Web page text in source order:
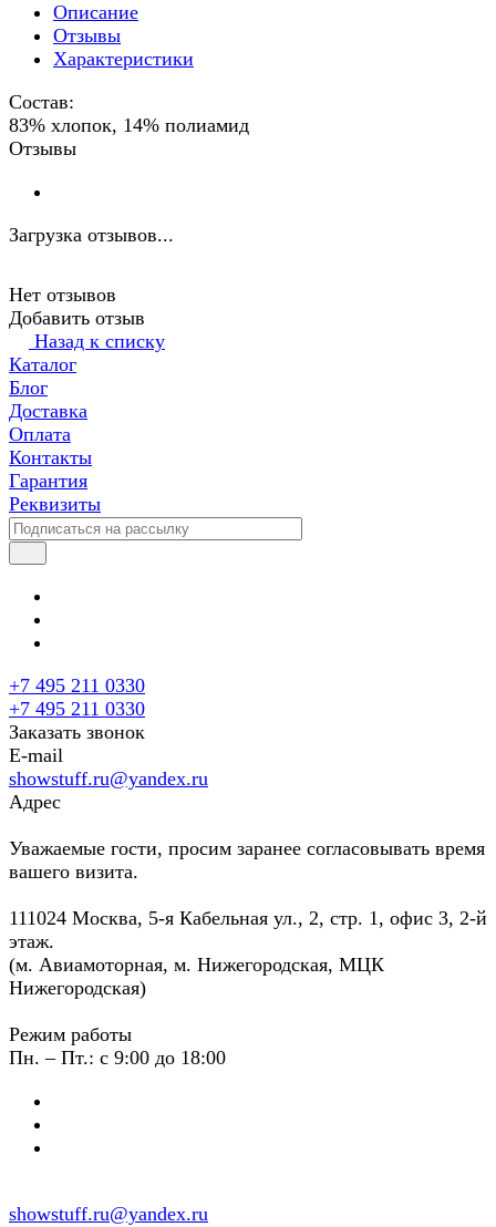
Описание
Отзывы
Характеристики
Состав:
83% хлопок, 14% полиамид
Отзывы
Загрузка отзывов...
Нет отзывов
Добавить отзыв
Назад к списку
Каталог
Блог
Доставка
Оплата
Контакты
Гарантия
Реквизиты
+7 495 211 0330
+7 495 211 0330
Заказать звонок
E-mail
showstuff.ru@yandex.ru
Адрес
Уважаемые гости, просим заранее согласовывать время
вашего визита.
111024 Москва, 5-я Кабельная ул., 2, стр. 1, офис 3, 2-й
этаж.
(м. Авиамоторная, м. Нижегородская, МЦК
Нижегородская)
Режим работы
Пн. – Пт.: с 9:00 до 18:00
showstuff.ru@yandex.ru